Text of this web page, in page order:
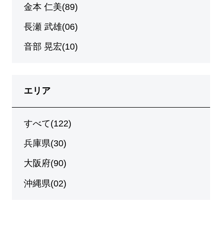
金本 仁美(89)
長瀬 武雄(06)
音部 晃宏(10)
エリア
すべて(122)
兵庫県(30)
大阪府(90)
沖縄県(02)